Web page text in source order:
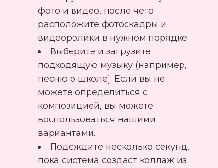
фото и видео, после чего
расположите фотоскадры и
видеоролики в нужном порядке.
Выберите и загрузите
подходящую музыку (например,
песню о школе). Если вы не
можете определиться с
композицией, вы можете
воспользоваться нашими
вариантами.
Подождите несколько секунд,
пока система создаст коллаж из